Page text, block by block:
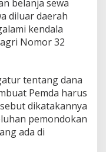
belanja sewa
diluar daerah
kendala
Nomor 32
tentang dana
Pemda harus
dikatakannya
pemondokan
ada di